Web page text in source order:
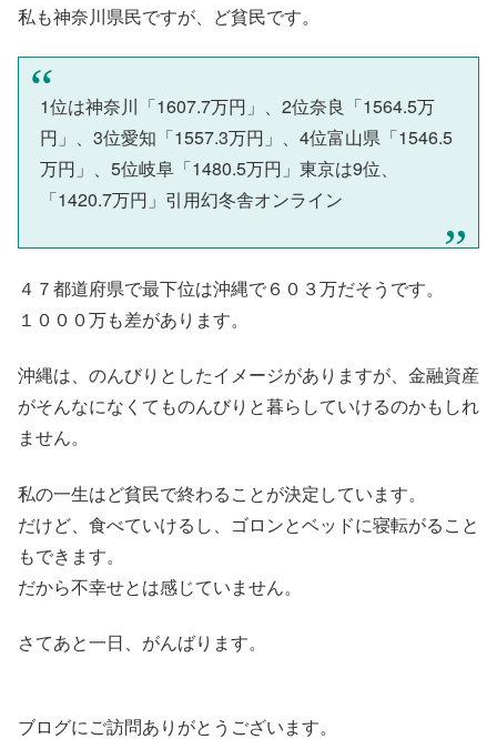
私も神奈川県民ですが、ど貧民です。
1位は神奈川「1607.7万円」、2位奈良「1564.5万
円」、3位愛知「1557.3万円」、4位富山県「1546.5
万円」、5位岐阜「1480.5万円」東京は9位、
「1420.7万円」引用幻冬舎オンライン
４７都道府県で最下位は沖縄で６０３万だそうです。
１０００万も差があります。
沖縄は、のんびりとしたイメージがありますが、金融資産
がそんなになくてものんびりと暮らしていけるのかもしれ
ません。
私の一生はど貧民で終わることが決定しています。
だけど、食べていけるし、ゴロンとベッドに寝転がること
もできます。
だから不幸せとは感じていません。
さてあと一日、がんばります。
ブログにご訪問ありがとうございます。